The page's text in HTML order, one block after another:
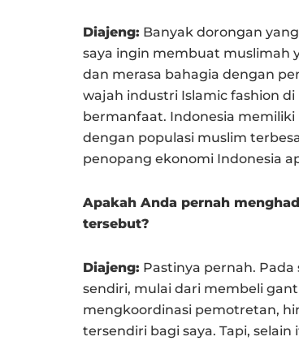
Diajeng: Banyak dorongan
saya ingin membuat muslimah
dan merasa bahagia dengan
wajah industri Islamic fashion
bermanfaat. Indonesia
dengan populasi muslim
penopang ekonomi Indonesia
Apakah Anda pernah
tersebut?
Diajeng: Pastinya pernah.
sendiri, mulai dari membeli
mengkoordinasi pemotretan,
tersendiri bagi saya. Tapi,